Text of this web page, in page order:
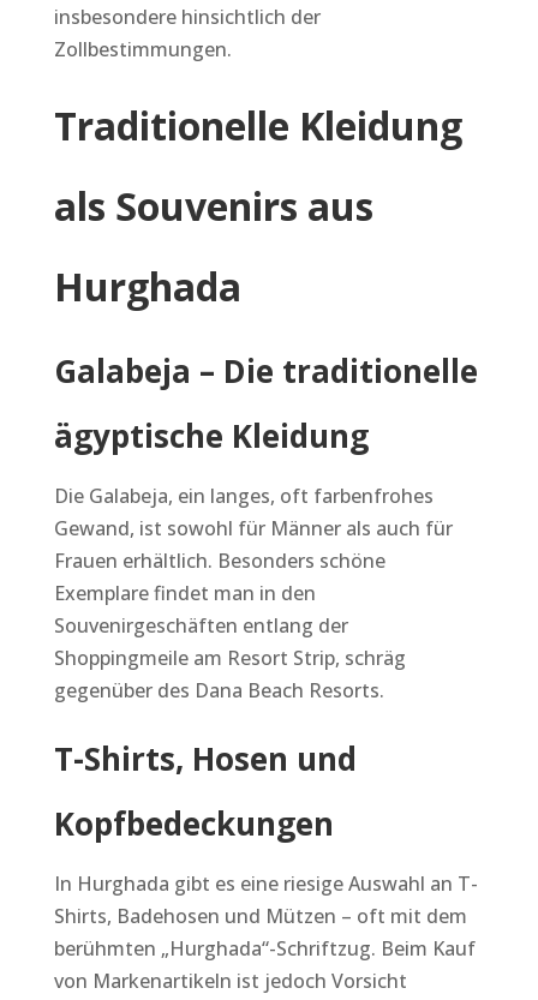
insbesondere hinsichtlich der
Zollbestimmungen.
Traditionelle Kleidung
als Souvenirs aus
Hurghada
Galabeja – Die traditionelle
ägyptische Kleidung
Die Galabeja, ein langes, oft farbenfrohes
Gewand, ist sowohl für Männer als auch für
Frauen erhältlich. Besonders schöne
Exemplare findet man in den
Souvenirgeschäften entlang der
Shoppingmeile am Resort Strip, schräg
gegenüber des Dana Beach Resorts.
T-Shirts, Hosen und
Kopfbedeckungen
In Hurghada gibt es eine riesige Auswahl an T-
Shirts, Badehosen und Mützen – oft mit dem
berühmten „Hurghada“-Schriftzug. Beim Kauf
von Markenartikeln ist jedoch Vorsicht